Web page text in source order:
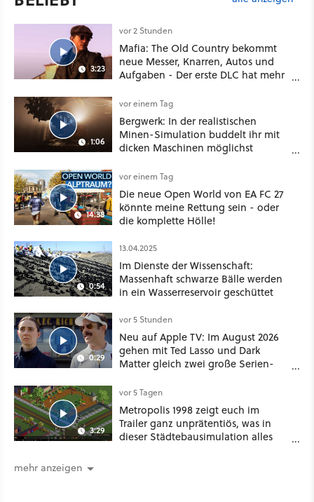
3:23
vor 2 Stunden
Mafia: The Old Country bekommt
neue Messer, Knarren, Autos und
Aufgaben - Der erste DLC hat mehr
1:06
vor einem Tag
Bergwerk: In der realistischen
Minen-Simulation buddelt ihr mit
dicken Maschinen möglichst
14:38
vor einem Tag
Die neue Open World von EA FC 27
könnte meine Rettung sein - oder
die komplette Hölle!
0:54
13.04.2025
Im Dienste der Wissenschaft:
Massenhaft schwarze Bälle werden
in ein Wasserreservoir geschüttet
0:29
vor 5 Stunden
Neu auf Apple TV: Im August 2026
gehen mit Ted Lasso und Dark
Matter gleich zwei große Serien-
3:29
vor 5 Tagen
Metropolis 1998 zeigt euch im
Trailer ganz unprätentiös, was in
dieser Städtebausimulation alles
mehr anzeigen